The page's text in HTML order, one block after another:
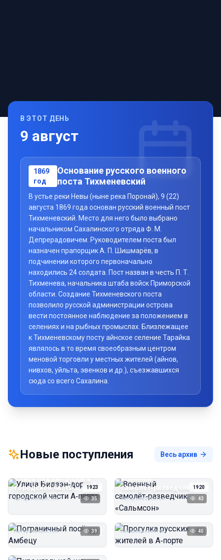
В ЭТОТ ДЕНЬ
9 август
1869
год
Основание русского военного
поста Тихменевский
В устье реки Невы (ныне река Поронай), 9 (22)
августа 1869 года основан русский военный пост
Тихменевский. Место для него было выбрано
начальником Сахалинского отряда Ф. М.
Депрерадовичем. Руководителем поста был
назначен прапорщик А. П. Шишмарёв, в
подчинении которого первоначально
находились 24 солдата. Пост назван в честь П. Т.
Тихменева, начальника штаба войск Приморской
области. Создание Тихменевского поста
позволило русской администрации острова
вести постоянное наблюдение за положением в
селениях и на рыбных промыслах. Близлежащее
к Тихменевскому посту айнское селение Тарайка
являлось в то время своеобразным центром
меновой торговли у местных жителей (айнов,
нивхов, уйльта, эвенков и др.), съезжавшихся
сюда со всего Сахалина.
Новые поступления Весь архив
1923
Улица Бидзэн‑дорри в
городской части
А‑порта
Автор неизвестен 35
1920
Военный
самолёт‑разведчик
«Сальмсон»
Автор неизвестен 43
1923
Автор неизвестен 39 1923
Прогулка русских
Автор неизвестен 40
Пирс угольной шахты